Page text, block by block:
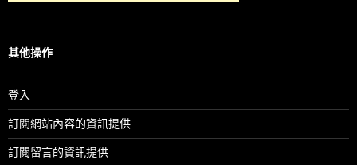
其他操作
登入
訂閱網站內容的資訊提供
訂閱留言的資訊提供